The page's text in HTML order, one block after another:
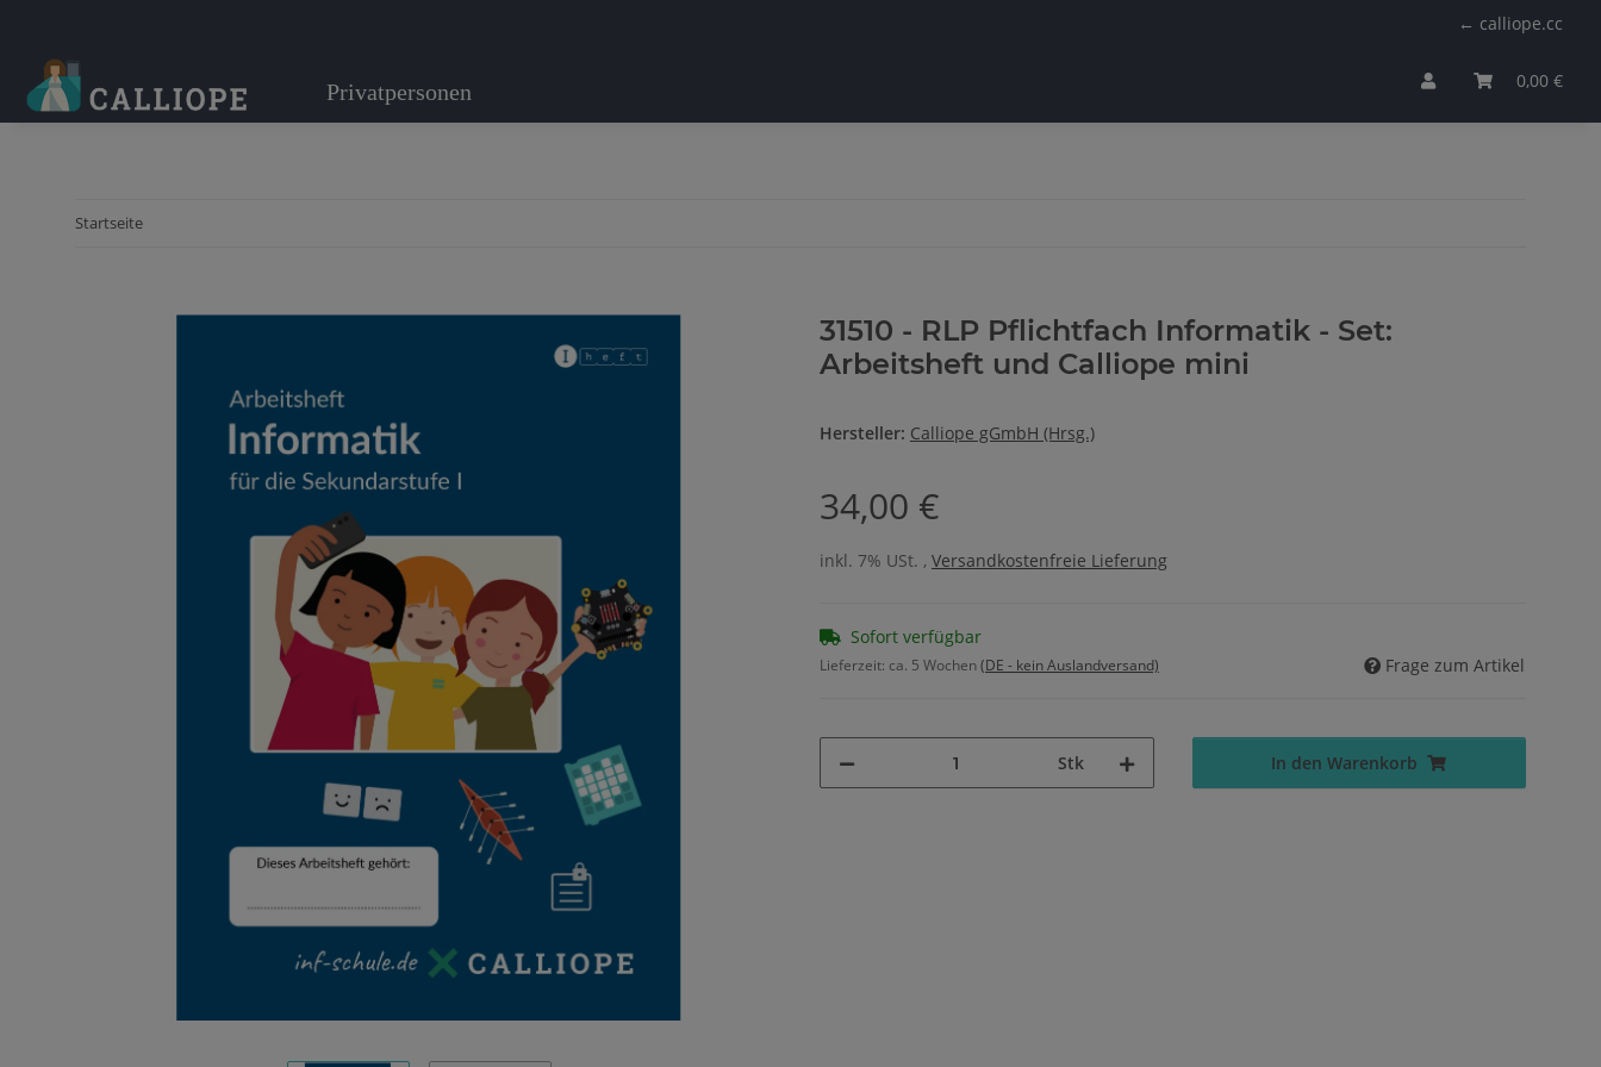
← calliope.cc
0,00 €
Privatpersonen
Startseite
31510 - RLP Pflichtfach Informatik - Set:
Arbeitsheft und Calliope mini
Hersteller: Calliope gGmbH (Hrsg.)
34,00 €
inkl. 7% USt. , Versandkostenfreie Lieferung
Sofort verfügbar
Lieferzeit: ca. 5 Wochen(DE - kein Auslandversand) Frage zum Artikel
Stk In den Warenkorb